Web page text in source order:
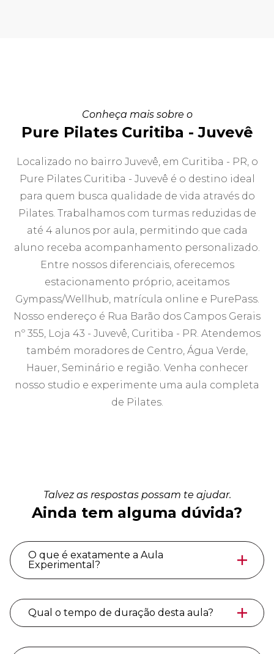
Conheça mais sobre o
Pure Pilates Curitiba - Juvevê
Localizado no bairro Juvevê, em Curitiba - PR, o
Pure Pilates Curitiba - Juvevê é o destino ideal
para quem busca qualidade de vida através do
Pilates. Trabalhamos com turmas reduzidas de
até 4 alunos por aula, permitindo que cada
aluno receba acompanhamento personalizado.
Entre nossos diferenciais, oferecemos
estacionamento próprio, aceitamos
Gympass/Wellhub, matrícula online e PurePass.
Nosso endereço é Rua Barão dos Campos Gerais
nº 355, Loja 43 - Juvevê, Curitiba - PR. Atendemos
também moradores de Centro, Água Verde,
Hauer, Seminário e região. Venha conhecer
nosso studio e experimente uma aula completa
de Pilates.
Talvez as respostas possam te ajudar.
Ainda tem alguma dúvida?
O que é exatamente a Aula
Experimental?
Qual o tempo de duração desta aula?